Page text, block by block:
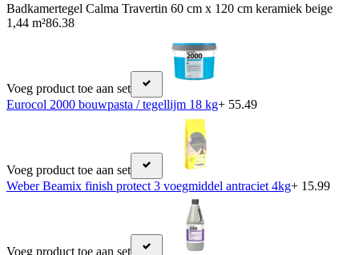
Badkamertegel Calma Travertin 60 cm x 120 cm keramiek beige
1,44 m²86.38
Voeg product toe aan set
Eurocol 2000 bouwpasta / tegellijm 18 kg+ 55.49
Voeg product toe aan set
Weber Beamix finish protect 3 voegmiddel antraciet 4kg+ 15.99
Voeg product toe aan set